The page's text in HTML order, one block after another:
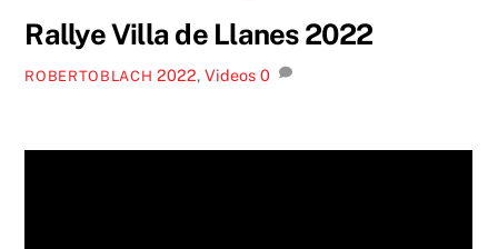
Rallye Villa de Llanes 2022
ROBERTOBLACH 2022,Videos 0